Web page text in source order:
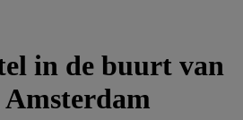
in de buurt van